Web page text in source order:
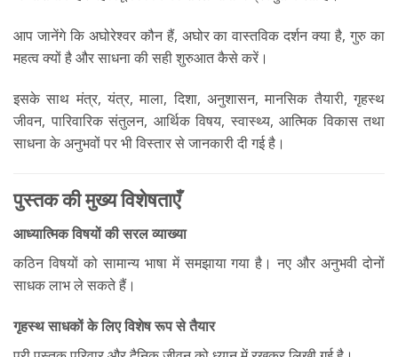
आप जानेंगे कि अघोरेश्वर कौन हैं, अघोर का वास्तविक दर्शन क्या है, गुरु का
महत्व क्यों है और साधना की सही शुरुआत कैसे करें।
इसके साथ मंत्र, यंत्र, माला, दिशा, अनुशासन, मानसिक तैयारी, गृहस्थ
जीवन, पारिवारिक संतुलन, आर्थिक विषय, स्वास्थ्य, आत्मिक विकास तथा
साधना के अनुभवों पर भी विस्तार से जानकारी दी गई है।
पुस्तक की मुख्य विशेषताएँ
आध्यात्मिक विषयों की सरल व्याख्या
कठिन विषयों को सामान्य भाषा में समझाया गया है। नए और अनुभवी दोनों
साधक लाभ ले सकते हैं।
गृहस्थ साधकों के लिए विशेष रूप से तैयार